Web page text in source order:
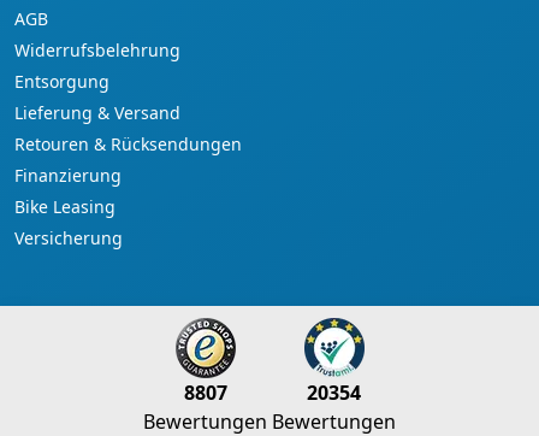
AGB
Widerrufsbelehrung
Entsorgung
Lieferung & Versand
Retouren & Rücksendungen
Finanzierung
Bike Leasing
Versicherung
8807
Bewertungen
20354
Bewertungen